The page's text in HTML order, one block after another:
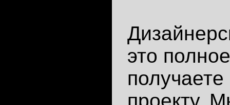
это
проекту.